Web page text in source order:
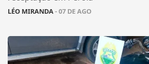
LÉO MIRANDA- 07 DE AGO